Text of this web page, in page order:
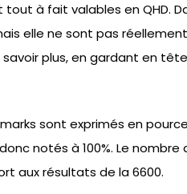
à fait valables en QHD.
elle ne sont pas
savoir plus, en gardant en
sont exprimés en
notés à 100%. Le nombre
aux résultats de la 6600.